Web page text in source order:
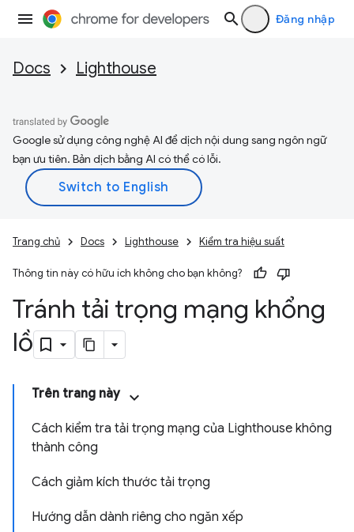
Đăng nhập
Docs Lighthouse
Google sử dụng công nghệ AI để dịch nội dung sang ngôn ngữ
bạn ưu tiên. Bản dịch bằng AI có thể có lỗi.
Trang chủ Docs Lighthouse Kiểm tra hiệu suất
Thông tin này có hữu ích không cho bạn không?
Tránh tải trọng mạng khổng
lồ
Trên trang này
Cách kiểm tra tải trọng mạng của Lighthouse không
thành công
Cách giảm kích thước tải trọng
Hướng dẫn dành riêng cho ngăn xếp